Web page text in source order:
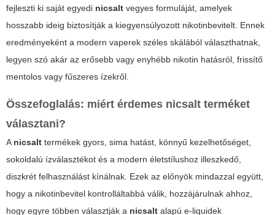
fejleszti ki saját egyedi nicsalt vegyes formuláját, amelyek
hosszabb ideig biztosítják a kiegyensúlyozott nikotinbevitelt. Ennek
eredményeként a modern vaperek széles skálából választhatnak,
legyen szó akár az erősebb vagy enyhébb nikotin hatásról, frissítő
mentolos vagy fűszeres ízekről.
Összefoglalás: miért érdemes nicsalt terméket
választani?
A nicsalt termékek gyors, sima hatást, könnyű kezelhetőséget,
sokoldalú ízválasztékot és a modern életstílushoz illeszkedő,
diszkrét felhasználást kínálnak. Ezek az előnyök mindazzal együtt,
hogy a nikotinbevitel kontrolláltabbá válik, hozzájárulnak ahhoz,
hogy egyre többen választják a nicsalt alapú e-liquidek